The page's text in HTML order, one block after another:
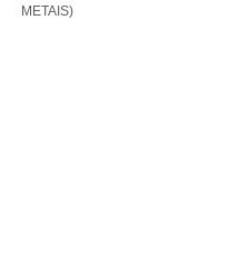
METAIS)